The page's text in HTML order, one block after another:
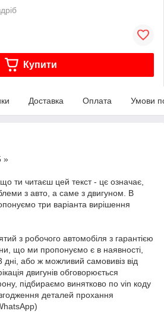
Купити
Доставка Оплата Умови
»
ти читаєш цей текст - цє означає,
з авто, а саме з двигуном. В
три варіанта вирішення
з робочого автомобіля з гарантією
що ми пропонуємо є в наявності,
дні, або ж можливий самовивіз від
двигунів обговорюється
підбираємо винятково по vin коду
деталей прохання